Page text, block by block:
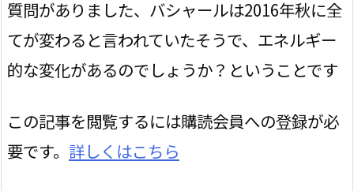
質問がありました、バシャールは2016年秋に全
てが変わると言われていたそうで、エネルギー
的な変化があるのでしょうか？ということです
この記事を閲覧するには購読会員への登録が必
要です。 詳しくはこちら